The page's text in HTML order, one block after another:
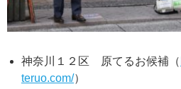
神奈川１２区 原てるお候補（
teruo.com/）